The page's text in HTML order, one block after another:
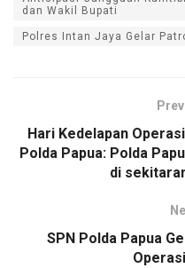
dan Wakil Bupati
Polres Intan Jaya Gelar
Hari Kedelapan
Polda Papua: Polda
di
SPN Polda Papua